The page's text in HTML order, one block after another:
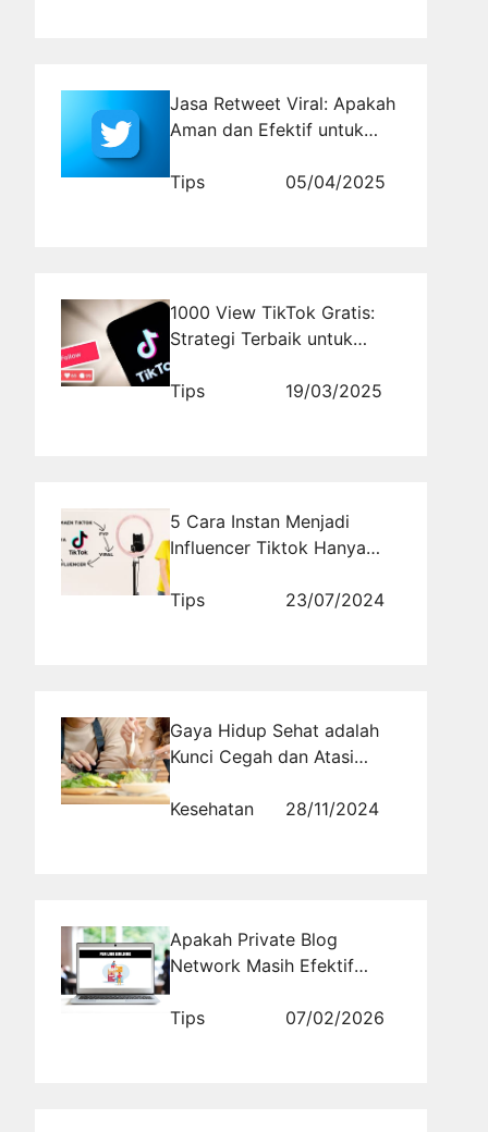
Jasa Retweet Viral: Apakah
Aman dan Efektif untuk
Tips
05/04/2025
1000 View TikTok Gratis:
Strategi Terbaik untuk
Tips
19/03/2025
5 Cara Instan Menjadi
Influencer Tiktok Hanya
Tips
23/07/2024
Gaya Hidup Sehat adalah
Kunci Cegah dan Atasi
Kesehatan
28/11/2024
Apakah Private Blog
Network Masih Efektif
Tips
07/02/2026